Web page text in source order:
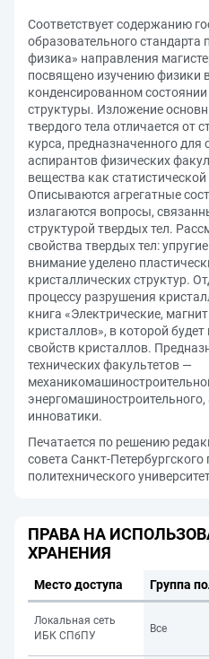
Соответствует содержанию
образовательного стандарта
физика» направления
посвящено изучению физики
конденсированном
структуры. Изложение
твердого тела отличается от
курса, предназначенного для
аспирантов физических
вещества как
Описываются агрегатные
излагаются вопросы,
структурой твердых тел.
свойства твердых тел:
внимание уделено
кристаллических структур.
процессу разрушения
книга «Электрические,
кристаллов», в которой
свойств кристаллов.
технических факультетов —
инноватики.
Печатается по решению
совета Санкт-Петербургского
политехнического
ПРАВА НА
ХРАНЕНИЯ
Место доступа Группа
Локальная сеть
ИБК СПбПУ
Все